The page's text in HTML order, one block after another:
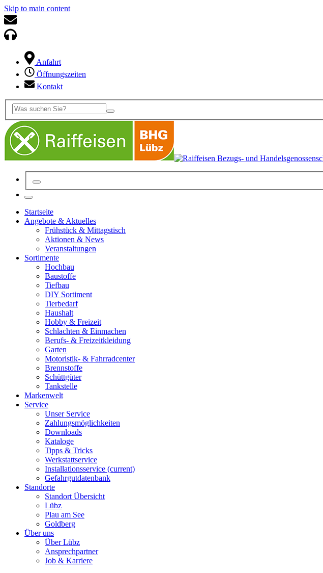
Skip to main content
Anfahrt
Öffnungszeiten
Kontakt
Startseite
Angebote & Aktuelles
Frühstück & Mittagstisch
Aktionen & News
Veranstaltungen
Sortimente
Hochbau
Baustoffe
Tiefbau
DIY Sortiment
Tierbedarf
Haushalt
Hobby & Freizeit
Schlachten & Einmachen
Berufs- & Freizeitkleidung
Garten
Motoristik- & Fahrradcenter
Brennstoffe
Schüttgüter
Tankstelle
Markenwelt
Service
Unser Service
Zahlungsmöglichkeiten
Downloads
Kataloge
Tipps & Tricks
Werkstattservice
Installationsservice (current)
Gefahrgutdatenbank
Standorte
Standort Übersicht
Lübz
Plau am See
Goldberg
Über uns
Über Lübz
Ansprechpartner
Job & Karriere